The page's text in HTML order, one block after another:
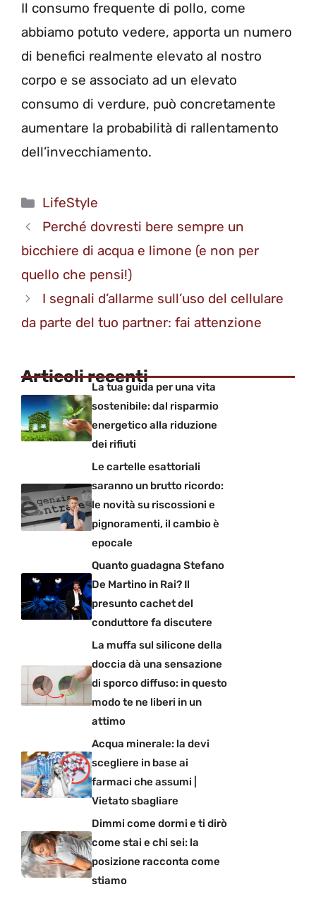
Il consumo frequente di pollo, come
abbiamo potuto vedere, apporta un numero
di benefici realmente elevato al nostro
corpo e se associato ad un elevato
consumo di verdure, può concretamente
aumentare la probabilità di rallentamento
dell’invecchiamento.
Categorie
LifeStyle
Perché dovresti bere sempre un
bicchiere di acqua e limone (e non per
quello che pensi!)
I segnali d’allarme sull’uso del cellulare
da parte del tuo partner: fai attenzione
Articoli recenti
La tua guida per una vita
sostenibile: dal risparmio
energetico alla riduzione
dei rifiuti
Le cartelle esattoriali
saranno un brutto ricordo:
le novità su riscossioni e
pignoramenti, il cambio è
epocale
Quanto guadagna Stefano
De Martino in Rai? Il
presunto cachet del
conduttore fa discutere
La muffa sul silicone della
doccia dà una sensazione
di sporco diffuso: in questo
modo te ne liberi in un
attimo
Acqua minerale: la devi
scegliere in base ai
farmaci che assumi |
Vietato sbagliare
Dimmi come dormi e ti dirò
come stai e chi sei: la
posizione racconta come
stiamo